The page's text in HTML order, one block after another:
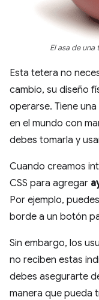
El asa de
Esta tetera no
cambio, su diseño
operarse. Tiene
en el mundo con
debes tomarla y
Cuando creamos
CSS para agregar
Por ejemplo,
borde a un botón
Sin embargo, los
no reciben estas
debes asegurarte
manera que pueda